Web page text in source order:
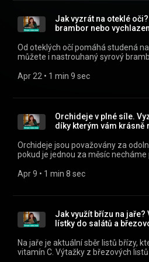
(https://apps.apple.com/cz/app/
webu mujRozhlas.cz
(https://www.mujrozhlas.cz/rapi/
3216-8dad-28416e4d9d1f?
484a-3efa-a705-7d63caeedabf) .
Jak vyzrát na oteklé
brambor nebo
Od oteklých očí pomáhá studená
můžete i nastrouhaný syrový
kofein. Všechny díly podcastu Babské rady můžete pohodlně
(https://apps.apple.com/cz/app/
webu mujRozhlas.cz
(https://www.mujrozhlas.cz/rapi/
3216-8dad-28416e4d9d1f?
75ac-3941-8b0a-a9a413d3c0c5) .
Apr 22 • 1 min 9 sec
Orchideje v plné síle.
díky kterým vám krásně
Orchideje jsou považovány za
pokud je jednou za měsíc necháme
Všechny díly podcastu Babské rady
(https://apps.apple.com/cz/app/
webu mujRozhlas.cz
(https://www.mujrozhlas.cz/rapi/
3216-8dad-28416e4d9d1f?
618d-3417-9df2-f5e469d5aa0d) .
Apr 9 • 1 min 8 sec
Jak využít břízu na
lístky do salátů a
Na jaře je aktuální sběr listů břízy,
vitamín C. Výtažky z březových